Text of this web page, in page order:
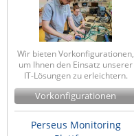
Sunbird
Tactical Software
TEKTELIC
Teltonika
Unwired Networks
Vision
Wir bieten Vorkonfigurationen,
um Ihnen den Einsatz unserer
IT-Lösungen zu erleichtern.
Vorkonfigurationen
Perseus Monitoring